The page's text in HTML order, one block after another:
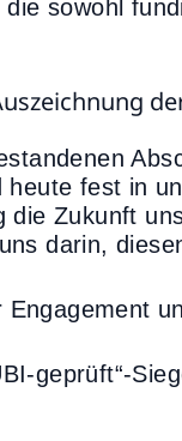
sowohl
heute fest in
Zukunft
darin,
geprüft“-